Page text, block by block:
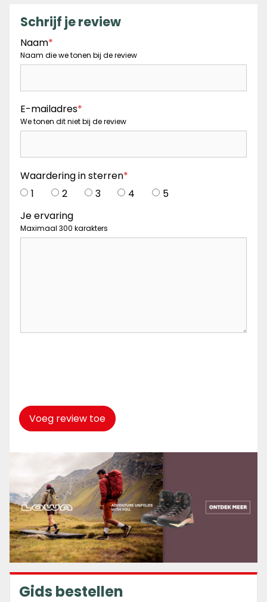
Schrijf je review
Naam*
Naam die we tonen bij de review
E-mailadres*
We tonen dit niet bij de review
Waardering in sterren*
1
2 3 4
5
Je ervaring
Maximaal 300 karakters
Voeg review toe
Gids bestellen